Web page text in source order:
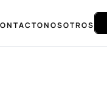
NOSOTROS